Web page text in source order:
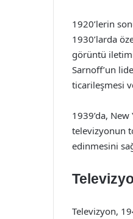
1920’lerin
1930’larda
görüntü iletimi
Sarnoff’un
ticarileşmesi
1939’da, New
televizyonun
edinmesini
Televizyon,